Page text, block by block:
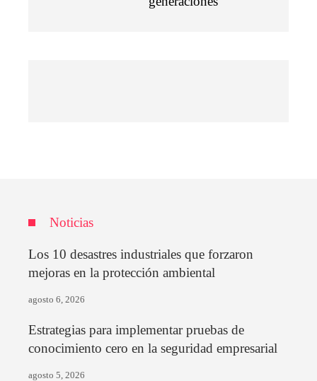
Noticias
Los 10 desastres industriales que forzaron
mejoras en la protección ambiental
agosto 6, 2026
Estrategias para implementar pruebas de
conocimiento cero en la seguridad empresarial
agosto 5, 2026